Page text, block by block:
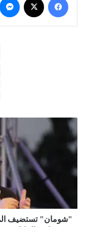
"شومان"
تستضيف
المخرج
السوري
حمادة
حوارية
بعنوان
"الحكاية
"شومان" تستضيف